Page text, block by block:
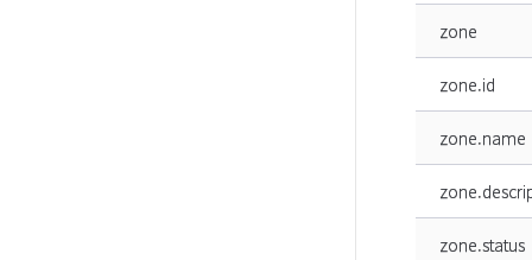
zone
zone.id
zone.name
zone.status